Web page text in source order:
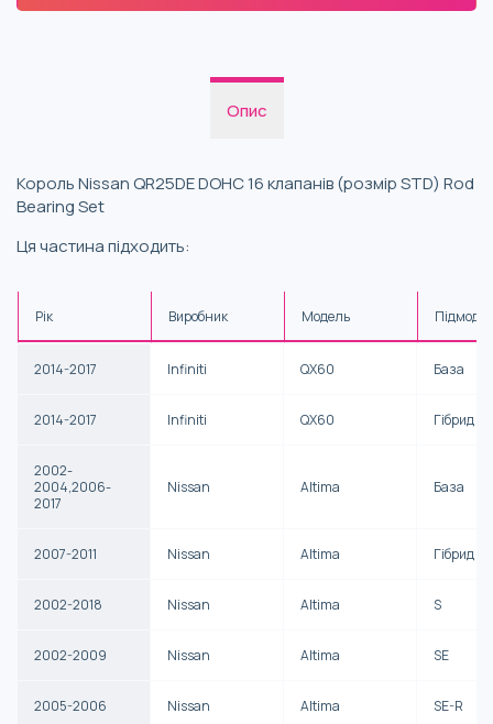
Опис
Король Nissan QR25DE DOHC 16 клапанів (розмір STD) Rod
Bearing Set
Ця частина підходить:
Рік Виробник Модель
2014-2017 Infiniti QX60 База
2014-2017 Infiniti QX60 Гібрид
2002-
2004,2006-
2017
Nissan Altima База
2007-2011 Nissan Altima Гібрид
2002-2018 Nissan Altima S
2002-2009 Nissan Altima SE
2005-2006 Nissan Altima SE-R